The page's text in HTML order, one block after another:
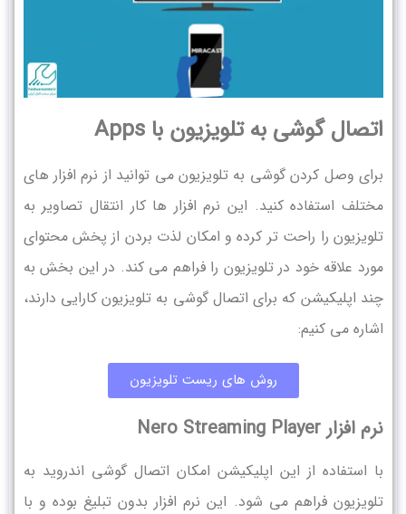
اتصال گوشی به تلویزیون با Apps
برای وصل کردن گوشی به تلویزیون می توانید از نرم افزار های
مختلف استفاده کنید. این نرم افزار ها کار انتقال تصاویر به
تلویزیون را راحت تر کرده و امکان لذت بردن از پخش محتوای
مورد علاقه خود در تلویزیون را فراهم می کند. در این بخش به
چند اپلیکیشن که برای اتصال گوشی به تلویزیون کارایی دارند،
اشاره می کنیم:
روش های ریست تلویزیون
نرم افزار Nero Streaming Player
با استفاده از این اپلیکیشن امکان اتصال گوشی اندروید به
تلویزیون فراهم می شود. این نرم افزار بدون تبلیغ بوده و با